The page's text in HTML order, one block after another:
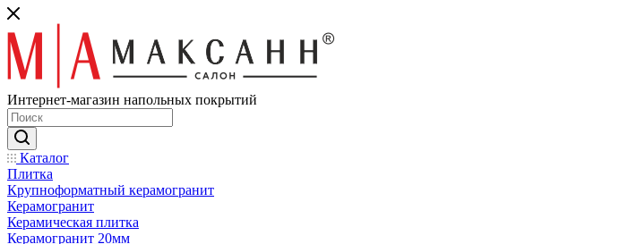
Интернет-магазин напольных покрытий
Каталог
Плитка
Крупноформатный керамогранит
Керамогранит
Керамическая плитка
Керамогранит 20мм